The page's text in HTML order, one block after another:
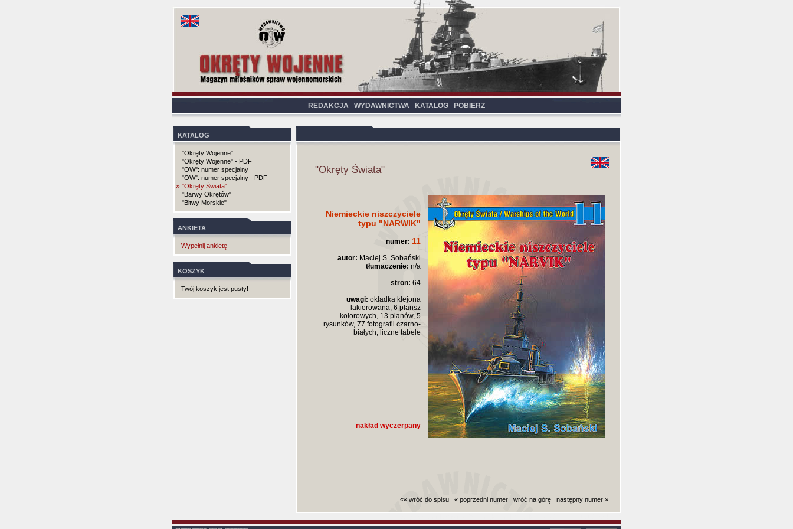
REDAKCJA WYDAWNICTWA KATALOG POBIERZ
KATALOG
"Okręty Wojenne"
"Okręty Wojenne" - PDF
"OW": numer specjalny
"OW": numer specjalny - PDF
» "Okręty Świata"
"Barwy Okrętów"
"Bitwy Morskie"
ANKIETA
Wypełnij ankietę
KOSZYK
Twój koszyk jest pusty!
"Okręty Świata"
Niemieckie niszczyciele
typu "NARWIK"
numer: 11
autor: Maciej S. Sobański
tłumaczenie: n/a
stron: 64
uwagi: okładka klejona
lakierowana, 6 plansz
kolorowych, 13 planów, 5
rysunków, 77 fotografii czarno-
białych, liczne tabele
nakład wyczerpany
«« wróć do spisu « poprzedni numer wróć na górę następny numer »